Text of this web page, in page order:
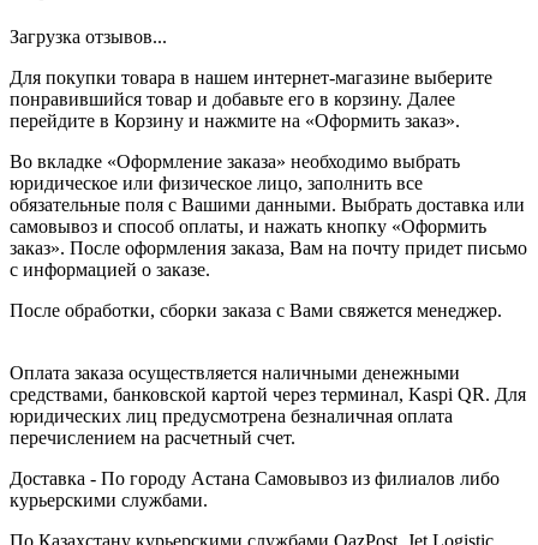
Загрузка отзывов...
Для покупки товара в нашем интернет-магазине выберите
понравившийся товар и добавьте его в корзину. Далее
перейдите в Корзину и нажмите на «Оформить заказ».
Во вкладке «Оформление заказа» необходимо выбрать
юридическое или физическое лицо, заполнить все
обязательные поля с Вашими данными. Выбрать доставка или
самовывоз и способ оплаты, и нажать кнопку «Оформить
заказ». После оформления заказа, Вам на почту придет письмо
с информацией о заказе.
После обработки, сборки заказа с Вами свяжется менеджер.
Оплата заказа осуществляется наличными денежными
средствами, банковской картой через терминал, Kaspi QR. Для
юридических лиц предусмотрена безналичная оплата
перечислением на расчетный счет.
Доставка - По городу Астана Самовывоз из филиалов либо
курьерскими службами.
По Казахстану курьерскими службами QazPost, Jet Logistic,